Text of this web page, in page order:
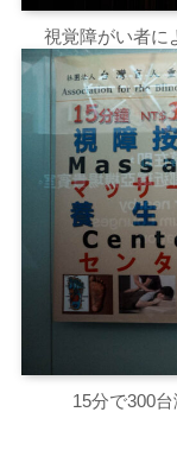
視覚障がい者に
15分で300